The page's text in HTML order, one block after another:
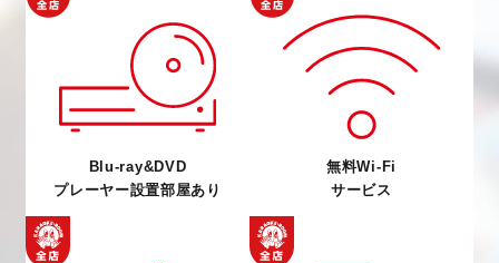
Blu-ray&DVD
プレーヤー設置部屋あり
無料Wi-Fi
サービス